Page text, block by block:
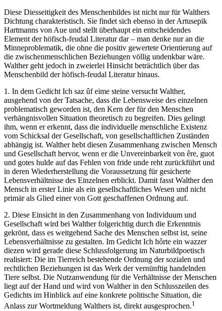
Diese Diesseitigkeit des Menschenbildes ist nicht nur für Walthers
Dichtung charakteristisch. Sie findet sich ebenso in der Artusepik
Hartmanns von Aue und stellt überhaupt ein entscheidendes
Element der höfisch-feudal Literatur dar – man denke nur an die
Minneproblematik, die ohne die positiv gewertete Orientierung auf
die zwischenmenschlichen Beziehungen völlig undenkbar wäre.
Walther geht jedoch in zweierlei Hinsicht beträchtlich über das
Menschenbild der höfisch-feudal Literatur hinaus.
1. In dem Gedicht Ich saz ûf eime steine versucht Walther,
ausgehend von der Tatsache, dass die Lebensweise des einzelnen
problematisch geworden ist, den Kern der für den Menschen
verhängnisvollen Situation theoretisch zu begreifen. Dies gelingt
ihm, wenn er erkennt, dass die individuelle menschliche Existenz
vom Schicksal der Gesellschaft, von gesellschaftlichen Zuständen
abhängig ist. Walther hebt diesen Zusammenhang zwischen Mensch
und Gesellschaft hervor, wenn er die Unvereinbarkeit von êre, guot
und gotes hulde auf das Fehlen von fride unde reht zurückführt und
in deren Wiederherstellung die Voraussetzung für gesicherte
Lebensverhältnisse des Einzelnen erblickt. Damit fasst Walther den
Mensch in erster Linie als ein gesellschaftliches Wesen und nicht
primär als Glied einer von Gott geschaffenen Ordnung auf.
2. Diese Einsicht in den Zusammenhang von Individuum und
Gesellschaft wird bei Walther folgerichtig durch die Erkenntnis
gekrönt, dass es weitgehend Sache des Menschen selbst ist, seine
Lebensverhältnisse zu gestalten. Im Gedicht Ich hôrte ein wazzer
diezen wird gerade diese Schlussfolgerung im Naturbildpoetisch
realisiert: Die im Tierreich bestehende Ordnung der sozialen und
rechtlichen Beziehungen ist das Werk der vernünftig handelnden
Tiere selbst. Die Nutzanwendung für die Verhältnisse der Menschen
liegt auf der Hand und wird von Walther in den Schlusszeilen des
Gedichts im Hinblick auf eine konkrete politische Situation, die
Anlass zur Wortmeldung Walthers ist, direkt ausgesprochen.1